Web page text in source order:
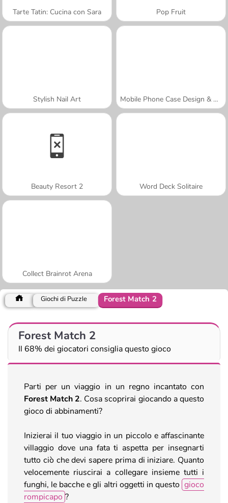
Tarte Tatin: Cucina con Sara Pop Fruit
Stylish Nail Art Mobile Phone Case Design & DIY
Beauty Resort 2 Word Deck Solitaire
Collect Brainrot Arena
Giochi di Puzzle Forest Match 2
Forest Match 2
Il 68% dei giocatori consiglia questo gioco
Parti per un viaggio in un regno incantato con
Forest Match 2. Cosa scoprirai giocando a questo
gioco di abbinamenti?
Inizierai il tuo viaggio in un piccolo e affascinante
villaggio dove una fata ti aspetta per insegnarti
tutto ciò che devi sapere prima di iniziare. Quanto
velocemente riuscirai a collegare insieme tutti i
funghi, le bacche e gli altri oggetti in questo gioco
rompicapo ?